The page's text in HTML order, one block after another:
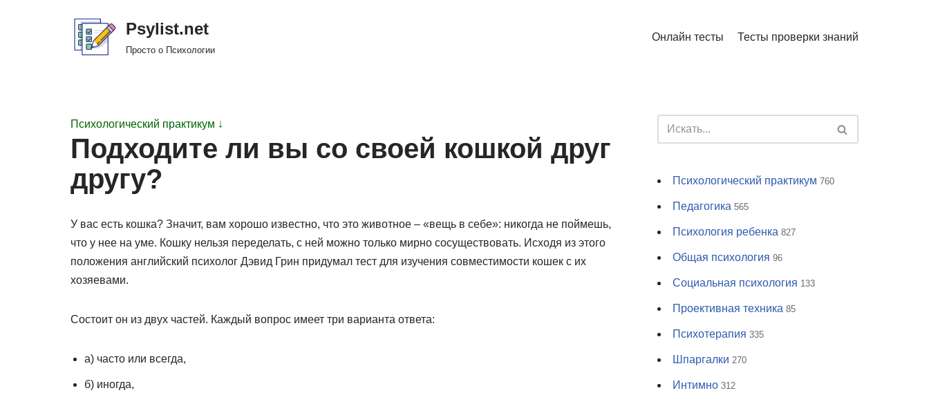
Psylist.net
Просто о Психологии
Онлайн тесты Тесты проверки знаний
Психологический практикум ↓
Подходите ли вы со своей кошкой друг
другу?
У вас есть кошка? Значит, вам хорошо известно, что это животное – «вещь в себе»: никогда не поймешь,
что у нее на уме. Кошку нельзя переделать, с ней можно только мирно сосуществовать. Исходя из этого
положения английский психолог Дэвид Грин придумал тест для изучения совместимости кошек с их
хозяевами.
Состоит он из двух частей. Каждый вопрос имеет три варианта ответа:
а) часто или всегда,
б) иногда,
Психологический практикум 760
Педагогика 565
Психология ребенка 827
Общая психология 96
Социальная психология 133
Проективная техника 85
Психотерапия 335
Шпаргалки 270
Интимно 312